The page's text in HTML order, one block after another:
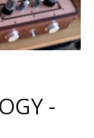
-